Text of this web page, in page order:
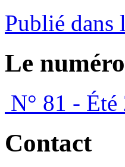
Publié dans
Le
N° 81 - Été
Contact